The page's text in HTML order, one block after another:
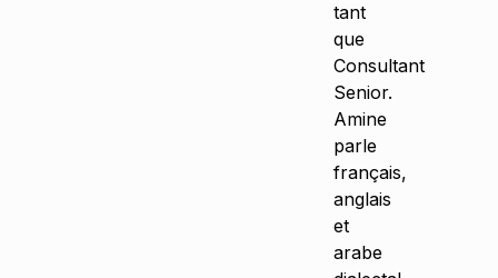
tant
que
Consultant
Senior.
Amine
parle
français,
anglais
et
arabe